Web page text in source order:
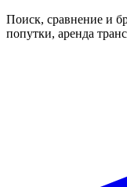
Поиск, сравнение и
попутки, аренда